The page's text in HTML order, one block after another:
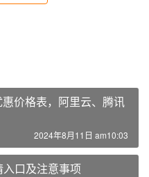
价格表，阿里云、腾讯
2024年8月11日 am10:03
口及注意事项